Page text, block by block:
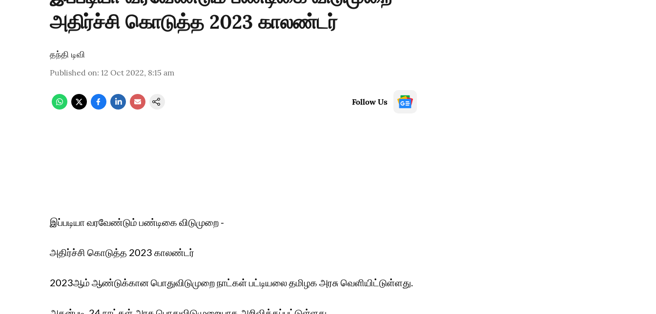
அதிர்ச்சி கொடுத்த 2023 காலண்டர்
தந்தி டிவி
Published on: 12 Oct 2022, 8:15 am
Follow Us
இப்படியா வரவேண்டும் பண்டிகை விடுமுறை -
அதிர்ச்சி கொடுத்த 2023 காலண்டர்
2023ஆம் ஆண்டுக்கான பொதுவிடுமுறை நாட்கள் பட்டியலை தமிழக அரசு வெளியிட்டுள்ளது.